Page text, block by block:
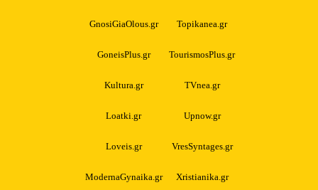
GnosiGiaOlous.gr Topikanea.gr
GoneisPlus.gr TourismosPlus.gr
Kultura.gr TVnea.gr
Loatki.gr Upnow.gr
Loveis.gr VresSyntages.gr
ModernaGynaika.gr Xristianika.gr